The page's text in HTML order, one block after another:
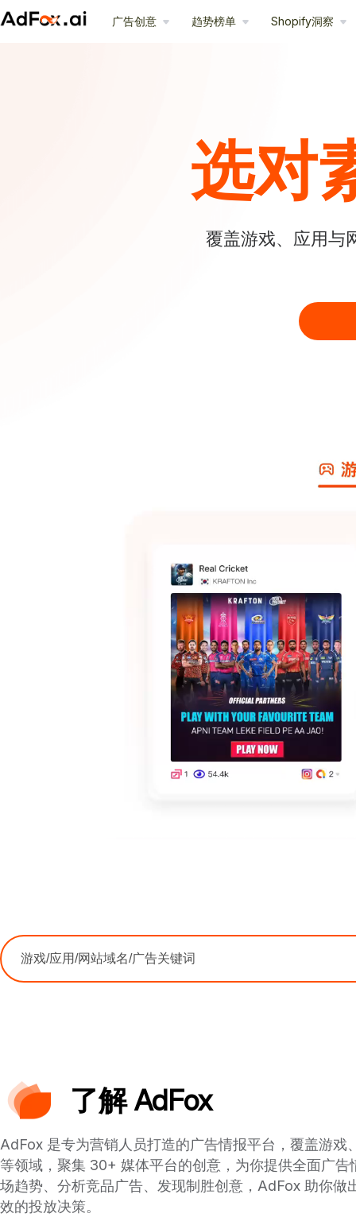
广告创意 趋势榜单 Shopify洞察
选对
覆盖游戏、应用与
了解 AdFox
AdFox 是专为营销人员打造的广告情报平台，覆盖游戏
等领域，聚集 30+ 媒体平台的创意，为你提供全面广告
场趋势、分析竞品广告、发现制胜创意，AdFox 助你做
效的投放决策。